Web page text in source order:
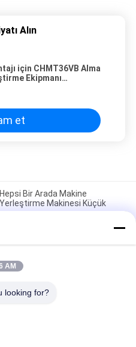
Alın
için CHMT36VB Alma
Ekipmanı
et
Bir Arada Makine
Makinesi Küçük
SMT SMD Alma ve
işleme makinesi
ve Yerleştirme Ekipmanı
AM
looking for?